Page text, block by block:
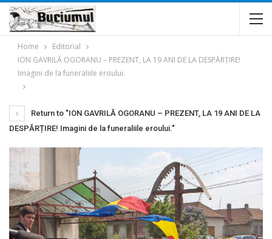
Home
Editorial
ION GAVRILĂ OGORANU – PREZENT, LA 19 ANI DE LA DESPĂRȚIRE!
Imagini de la funeraliile eroului.
Return to "ION GAVRILĂ OGORANU – PREZENT, LA 19 ANI DE LA
DESPĂRȚIRE! Imagini de la funeraliile eroului."